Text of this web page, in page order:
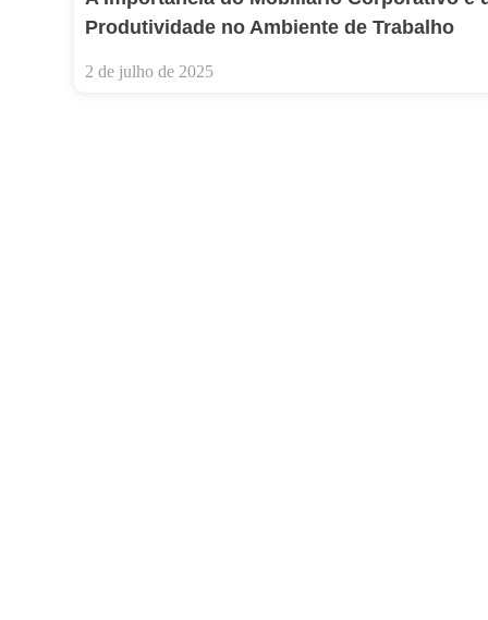
Produtividade no Ambiente de Trabalho
2 de julho de 2025